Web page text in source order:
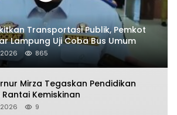
Transportasi Publik, Pemkot
Lampung Uji Coba Bus Umum
865
Mirza Tegaskan Pendidikan
Rantai Kemiskinan
9